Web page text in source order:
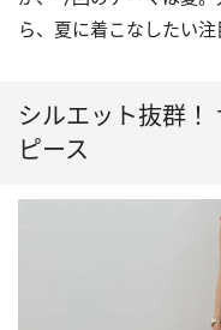
ら、夏に着こなしたい注
シルエット抜群！
ピース